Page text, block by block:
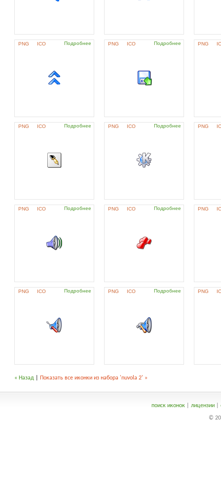
PNG ICO Подробнее PNG ICO Подробнее PNG
PNG ICO Подробнее PNG ICO Подробнее PNG
PNG ICO Подробнее PNG ICO Подробнее PNG
PNG ICO Подробнее PNG ICO Подробнее PNG
« Назад Показать все иконки из набора 'nuvola 2' »
поиск иконок| лицензии|
©